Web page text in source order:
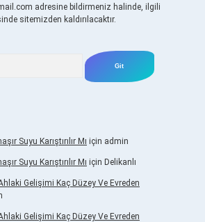
adresine bildirmeniz halinde, ilgili
sitemizden kaldırılacaktır.
Suyu Karıştırılır Mı için admin
Suyu Karıştırılır Mı için Delikanlı
Gelişimi Kaç Düzey Ve Evreden
Gelişimi Kaç Düzey Ve Evreden